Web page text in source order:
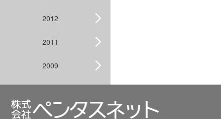
2012
2011
2009